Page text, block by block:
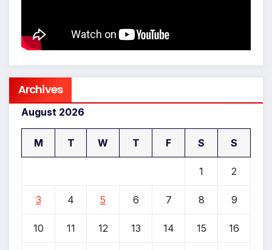
Archives
August 2026
M T W T F S S
1 2
3 4 5 6 7 8 9
10 11 12 13 14 15 16